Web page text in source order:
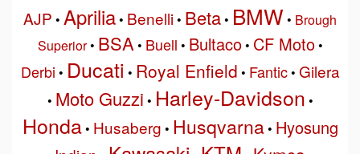
AJP • Aprilia• Benelli• Beta• BMW • Brough
Superior• BSA• Buell • Bultaco• CF Moto•
Derbi • Ducati • Royal Enfield • Fantic• Gilera
• Moto Guzzi • Harley-Davidson •
Honda• Husaberg • Husqvarna• Hyosung